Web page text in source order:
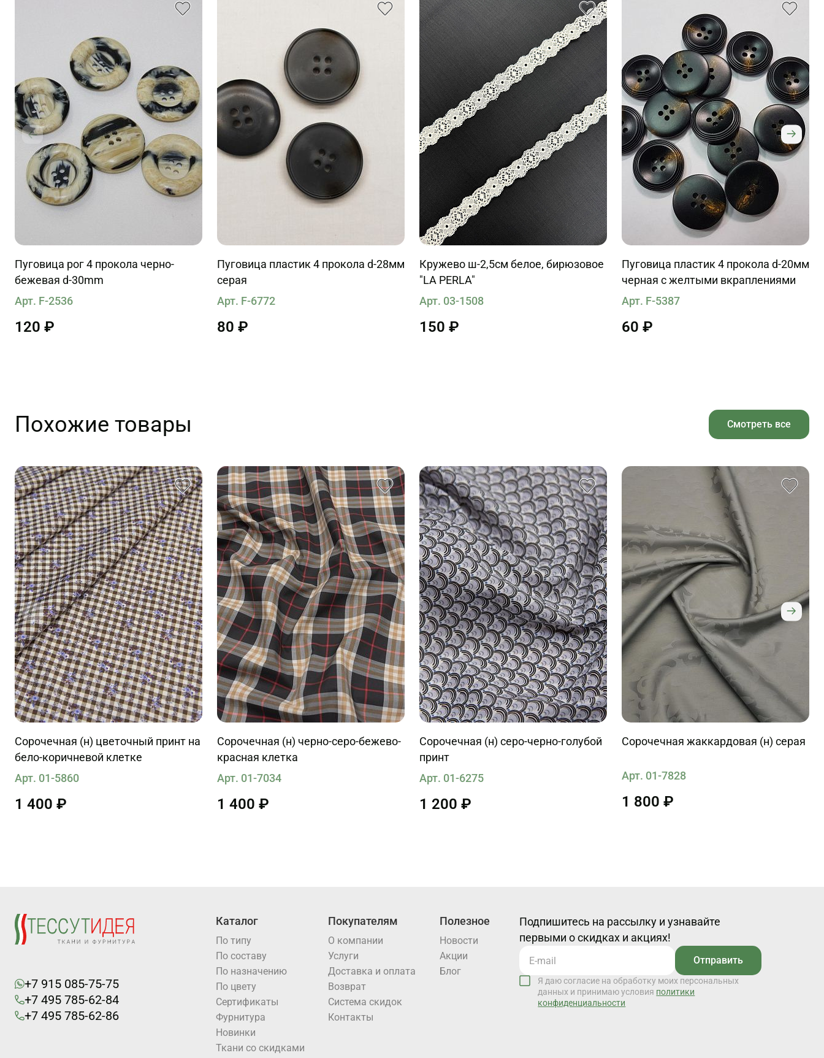
Пуговица рог 4 прокола черно-
бежевая d-30mm
Арт. F-2536
120 ₽
Пуговица пластик 4 прокола d-28мм
серая
Арт. F-6772
80 ₽
Кружево ш-2,5см белое, бирюзовое
"LA PERLA"
Арт. 03-1508
150 ₽
Пуговица пластик 4 прокола d-20мм
черная с желтыми вкраплениями
Арт. F-5387
60 ₽
Похожие товары Смотреть все
Сорочечная (н) цветочный принт на
бело-коричневой клетке
Арт. 01-5860
1 400 ₽
Сорочечная (н) черно-серо-бежево-
красная клетка
Арт. 01-7034
1 400 ₽
Сорочечная (н) серо-черно-голубой
принт
Арт. 01-6275
1 200 ₽
Сорочечная жаккардовая (н) серая
Арт. 01-7828
1 800 ₽
+7 915 085-75-75
+7 495 785-62-84
+7 495 785-62-86
Каталог
По типу
По составу
По назначению
По цвету
Cертификаты
Фурнитура
Новинки
Ткани со скидками
Покупателям
О компании
Услуги
Доставка и оплата
Возврат
Система скидок
Контакты
Полезное
Новости
Акции
Блог
Подпишитесь на рассылку и узнавайте
первыми о скидках и акциях!
Отправить
Я даю согласие на обработку моих персональных
данных и принимаю условия политики
конфиденциальности